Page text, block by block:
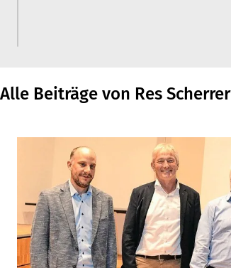
Alle Beiträge von Res Scherrer